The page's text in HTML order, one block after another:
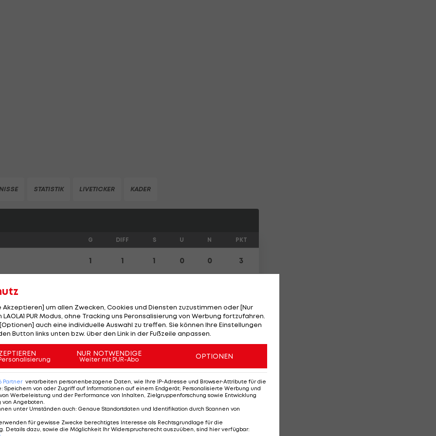
STATISTIK LIVETICKER KADER
G DIFF S U N PKT
1 1 1 0 0 3
1 3 1 0 0 3
1 1 1 0 0
2 1
1 0 0 1 0 1
Akzeptieren] um allen Zwecken, Cookies und Diensten zuzustimmen oder [Nur
PUR Modus, ohne Tracking uns Peronsalisierung von Werbung fortzufahren.
auch eine individuelle Auswahl zu treffen. Sie können Ihre Einstellungen
Button links unten bzw. über den Link in der Fußzeile anpassen.
NUR NOTWENDIGE
Weiter mit PUR-Abo OPTIONEN
Partner verarbeiten personenbezogene Daten, wie Ihre IP-Adresse und Browser-Attribute für die
: Speichern von oder Zugriff auf Informationen auf einem Endgerät; Personalisierte Werbung und
Werbeleistung und der Performance von Inhalten, Zielgruppenforschung sowie Entwicklung
von Angeboten
unter Umständen auch: Genaue Standortdaten und Identifikation durch Scannen von
für gewisse Zwecke berechtigtes Interesse als Rechtsgrundlage für die
Details dazu, sowie die Möglichkeit Ihr Widerspruchsrecht auszuüben, sind hier verfügbar: